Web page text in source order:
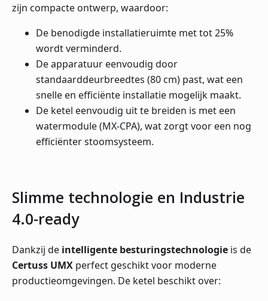
zijn compacte ontwerp, waardoor:
De benodigde installatieruimte met tot 25%
wordt verminderd.
De apparatuur eenvoudig door
standaarddeurbreedtes (80 cm) past, wat een
snelle en efficiënte installatie mogelijk maakt.
De ketel eenvoudig uit te breiden is met een
watermodule (MX-CPA), wat zorgt voor een nog
efficiënter stoomsysteem.
Slimme technologie en Industrie
4.0-ready
Dankzij de intelligente besturingstechnologie is de
Certuss UMX perfect geschikt voor moderne
productieomgevingen. De ketel beschikt over: